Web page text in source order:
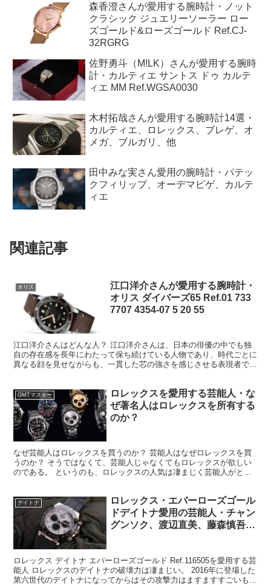
森香澄さんが愛用する腕時計・ノット
クラシック ジュエリーソーラー ロー
ズゴールド&ローズゴールド Ref.CJ-
32RGRG
佐野勇斗（M!LK）さんが愛用する腕時
計・カルティエ サントス ドゥ カルテ
ィエ MM Ref.WGSA0030
木村拓哉さんが愛用する腕時計14選・
カルティエ、ロレックス、ブレゲ、オ
メガ、ブルガリ、他
田中みな実さん愛用の腕時計・パテッ
クフィリップ、オーデマピゲ、カルテ
ィエ
関連記事
オリス
江口洋介さんが愛用する腕時計・
オリス ダイバーズ65 Ref.01 733
7707 4354-07 5 20 55
江口洋介さんはどんな人？ 江口洋介さんは、日本の俳優の中でも独
自の存在感を長年にわたって保ち続けている人物であり、時代ごとに
異なる顔を見せながらも、一貫した芯の強さを感じさせる表現者であ
GMTマスター
ロレックスを愛用する芸能人・な
ぜ著名人はロレックスを所有する
のか？
なぜ芸能人はロレックスを買うのか？ 芸能人はなぜロレックスを買
うのか？ そうではなくて、芸能人じゃなくてもロレックスが欲しい
のである。 というのも、ロレックスの人気は凄まじく芸能人がとい
デイトナ
ロレックス・エバーローズゴール
ドデイトナ愛用の芸能人・チャン
グンソク、渡辺直美、藤森慎吾、
ロレックス デイトナ エバーローズゴールド Ref.116505を愛用する芸
能人 ロレックスのデイトナの破壊力は凄まじい。 2016年に登場した
第六世代のデイトナになってからはその攻撃力はますますすごいもの